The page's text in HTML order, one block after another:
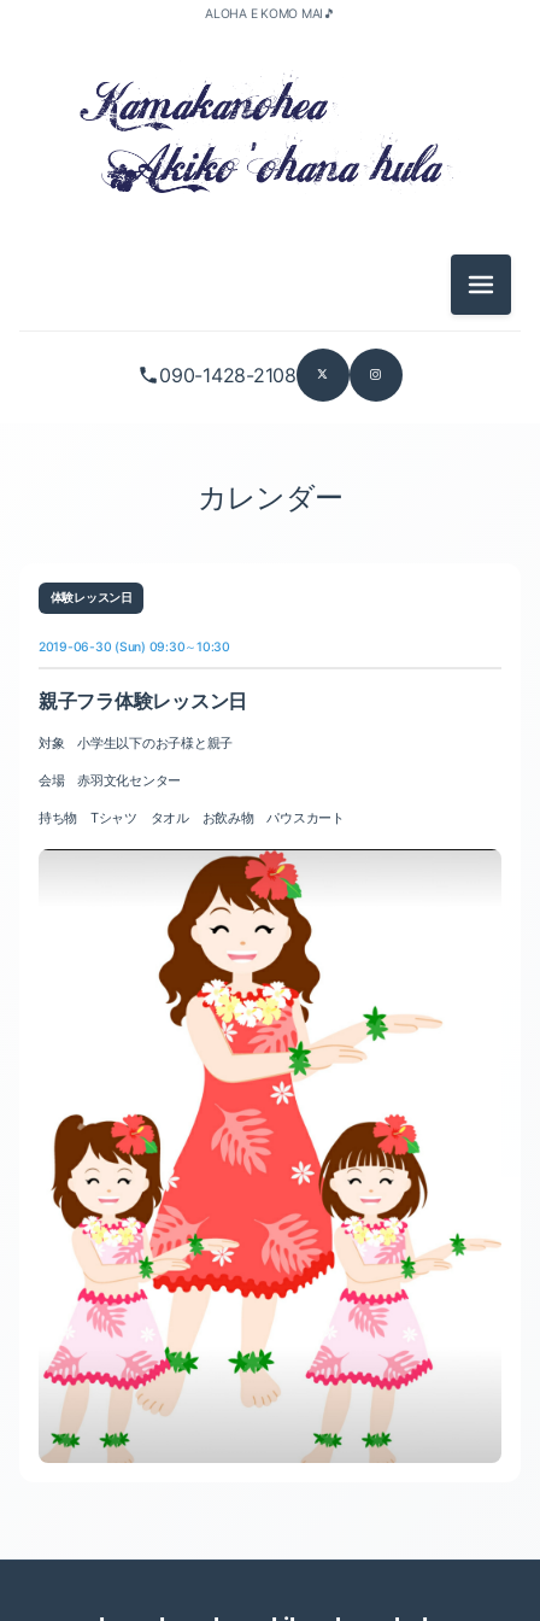
090-1428-2108
ALOHA E KOMO MAI🎵
メニュ
カレンダー
体験レッスン日
2019-06-30 (Sun) 09:30～10:30
親子フラ体験レッスン日
対象 小学生以下のお子様と親子
会場 赤羽文化センター
持ち物 Tシャツ タオル お飲み物 パウスカート